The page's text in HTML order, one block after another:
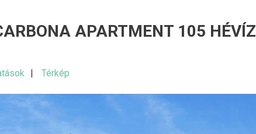
APARTMENT 105 HÉVÍZ
Térkép